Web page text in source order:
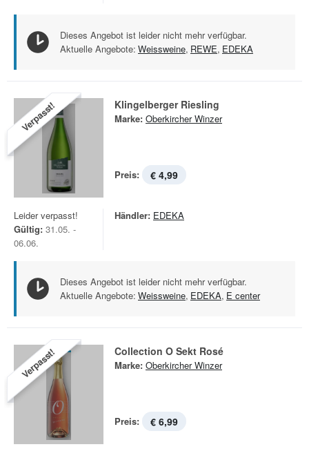
Dieses Angebot ist leider nicht mehr verfügbar.
Aktuelle Angebote: Weissweine, REWE, EDEKA
Verpasst! Klingelberger Riesling
Marke: Oberkircher Winzer
Preis: € 4,99
Leider verpasst!
Gültig: 31.05. -
06.06.
Händler: EDEKA
Dieses Angebot ist leider nicht mehr verfügbar.
Aktuelle Angebote: Weissweine, EDEKA, E center
Verpasst! Collection O Sekt Rosé
Marke: Oberkircher Winzer
Preis: € 6,99